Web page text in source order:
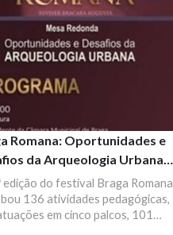
Romana: Oportunidades e
da Arqueologia Urbana
edição do festival Braga Romana
136 atividades pedagógicas,
em cinco palcos, 101